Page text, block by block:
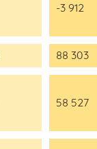
-3 912
88 303
58 527